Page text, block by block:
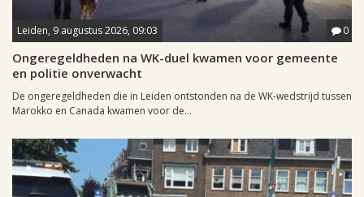
Leiden, 9 augustus 2026, 09:03 0
Ongeregeldheden na WK-duel kwamen voor gemeente
en politie onverwacht
De ongeregeldheden die in Leiden ontstonden na de WK-wedstrijd tussen
Marokko en Canada kwamen voor de...